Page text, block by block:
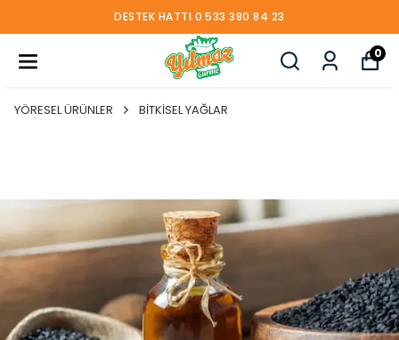
DESTEK HATTI 0 533 380 84 23
0
YÖRESEL ÜRÜNLER BİTKİSEL YAĞLAR